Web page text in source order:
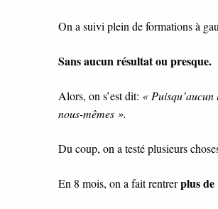
On a suivi plein de formations à
Sans aucun résultat ou presque.
Alors, on s’est dit: «
nous-mêmes ».
Du coup, on a testé plusieurs
En 8 mois, on a fait rentrerplus de